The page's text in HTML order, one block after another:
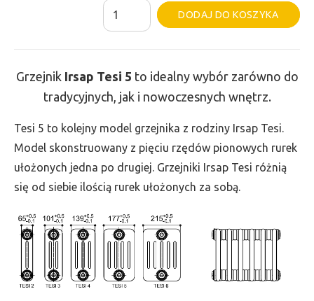
ilość
Grzejnik
-
wys.
500,
szer.
1035,
1871
DODAJ DO KOSZYKA
Grzejnik Irsap Tesi 5 to idealny wybór zarówno do
tradycyjnych, jak i nowoczesnych wnętrz.
Tesi 5 to kolejny model grzejnika z rodziny Irsap Tesi.
Model skonstruowany z pięciu rzędów pionowych rurek
ułożonych jedna po drugiej. Grzejniki Irsap Tesi różnią
się od siebie ilością rurek ułożonych za sobą.